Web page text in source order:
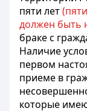
пяти лет
должен быть
браке с
Наличие
первом
приеме в
которые